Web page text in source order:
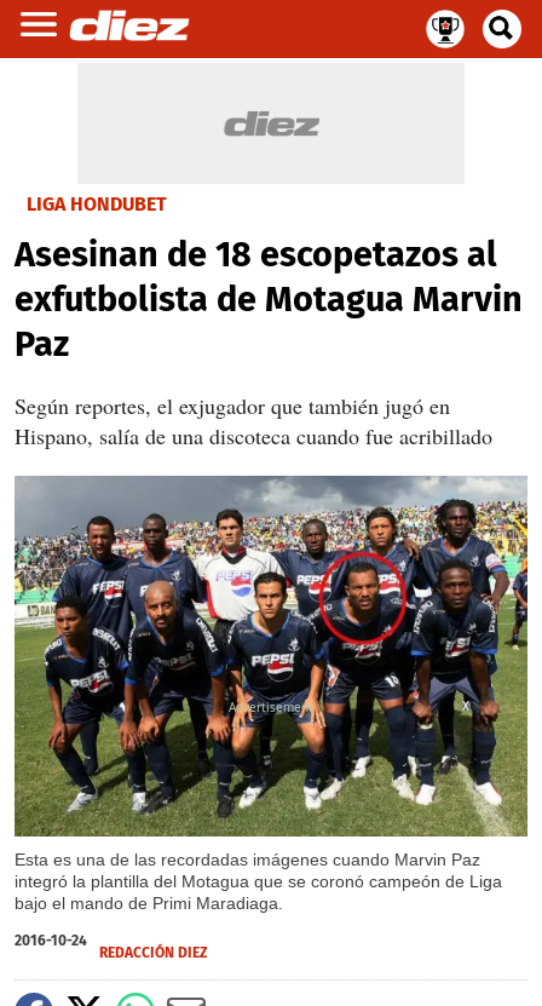
LIGA HONDUBET
Asesinan de 18 escopetazos al
exfutbolista de Motagua Marvin
Paz
Según reportes, el exjugador que también jugó en
Hispano, salía de una discoteca cuando fue acribillado
Esta es una de las recordadas imágenes cuando Marvin Paz
integró la plantilla del Motagua que se coronó campeón de Liga
bajo el mando de Primi Maradiaga.
X
2016-10-24
REDACCIÓN DIEZ